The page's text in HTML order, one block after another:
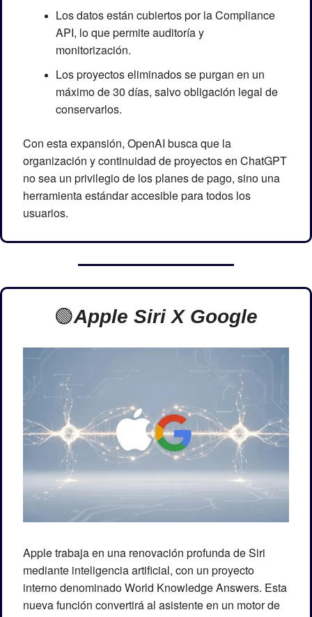
Los datos están cubiertos por la Compliance
API, lo que permite auditoría y
monitorización.
Los proyectos eliminados se purgan en un
máximo de 30 días, salvo obligación legal de
conservarlos.
Con esta expansión, OpenAI busca que la
organización y continuidad de proyectos en ChatGPT
no sea un privilegio de los planes de pago, sino una
herramienta estándar accesible para todos los
usuarios.
🟢Apple Siri X Google
Apple trabaja en una renovación profunda de Siri
mediante inteligencia artificial, con un proyecto
interno denominado World Knowledge Answers. Esta
nueva función convertirá al asistente en un motor de